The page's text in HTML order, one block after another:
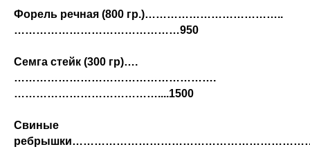
Форель речная (800 гр.)………………………………..
………………………………………950
Семга стейк (300 гр)….
……………………………………………….
…………………………………....1500
Свиные